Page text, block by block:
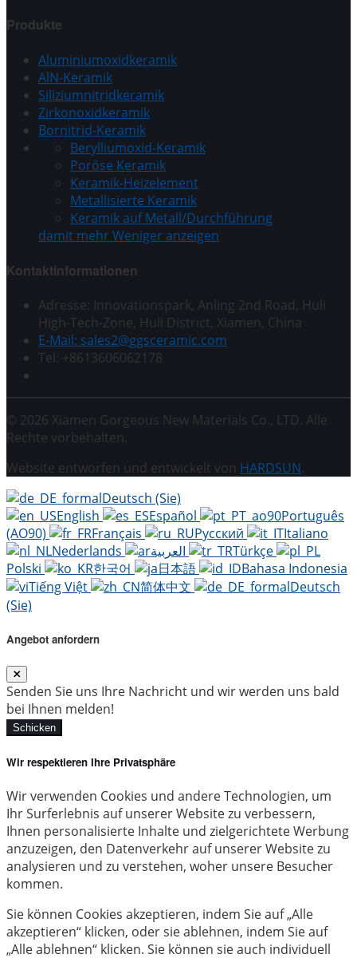
Produkte
Aluminiumoxidkeramik
AlN-Keramik
Siliziumnitridkeramik
Zirkonoxidkeramik
Bornitrid-Keramik
Berylliumoxid-Keramik
Poröse Keramik
Keramik-Heizelement
Metallisierte Keramik
Keramik auf Metall/Durchführung
damit mehrWeniger anzeigen
Kontaktinformationen
Adresse: Innovationspark, Anling 2nd Road, Huli
High-Tech-Zone, Huli District, Xiamen, China
E-Mail: sales2@ggsceramic.com
Tel: +8613606062178
© 2026 Xiamen Gorgeous New Materials Co., LTD. Alle
Rechte vorbehalten.
Website entworfen und entwickelt von HARDSUN.
Deutsch (Sie)
English
Español
Português
(AO90)
Français Русский
Italiano
Nederlands
Türkçe
Polski
한국어 日本語
Bahasa Indonesia
Tiếng Việt
简体中文
Deutsch
(Sie)
Angebot anfordern
Senden Sie uns Ihre Nachricht und wir werden uns bald
bei Ihnen melden!
Schicken
Wir respektieren Ihre Privatsphäre
Wir verwenden Cookies und andere Technologien, um
Ihr Surferlebnis auf unserer Website zu verbessern,
Ihnen personalisierte Inhalte und zielgerichtete Werbung
anzuzeigen, den Datenverkehr auf unserer Website zu
analysieren und zu verstehen, woher unsere Besucher
kommen.
Sie können Cookies akzeptieren, indem Sie auf „Alle
akzeptieren“ klicken, oder sie ablehnen, indem Sie auf
„Alle ablehnen“ klicken. Sie können sie auch individuell